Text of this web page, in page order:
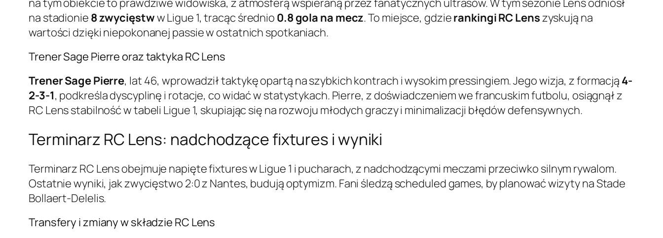
na stadionie 8 zwycięstww Ligue 1, tracąc średnio 0.8 gola na mecz. To miejsce, gdzierankingi RC Lenszyskują na
wartości dzięki niepokonanej passie w ostatnich spotkaniach.
Trener Sage Pierre oraz taktyka RC Lens
Trener Sage Pierre, lat 46, wprowadził taktykę opartą na szybkich kontrach i wysokim pressingiem. Jego wizja, z formacją 4-
2-3-1, podkreśla dyscyplinę i rotacje, co widać w statystykach. Pierre, z doświadczeniem we francuskim futbolu, osiągnął z
RC Lens stabilność w tabeli Ligue 1, skupiając się na rozwoju młodych graczy i minimalizacji błędów defensywnych.
Terminarz RC Lens: nadchodzące fixtures i wyniki
Terminarz RC Lens obejmuje napięte fixtures w Ligue 1 i pucharach, z nadchodzącymi meczami przeciwko silnym rywalom.
Ostatnie wyniki, jak zwycięstwo 2:0 z Nantes, budują optymizm. Fani śledzą scheduled games, by planować wizyty na Stade
Bollaert-Delelis.
Transfery i zmiany w składzie RC Lens